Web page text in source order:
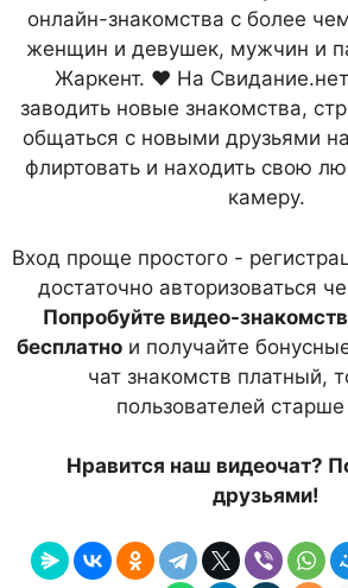
онлайн-знакомства с более
женщин и девушек, мужчин и
Жаркент. ❤ На
заводить новые знакомства,
общаться с новыми друзьями
флиртовать и находить свою
камеру.
Вход проще простого -
достаточно авторизоваться
Попробуйте видео-
бесплатнои получайте
чат знакомств платный,
пользователей старше
Нравится наш видеочат?
друзьями!